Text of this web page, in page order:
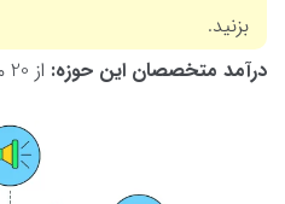
بزنید.
درآمد متخصصان این حوزه: از 20 میلیون تا 40 میلیون تومان